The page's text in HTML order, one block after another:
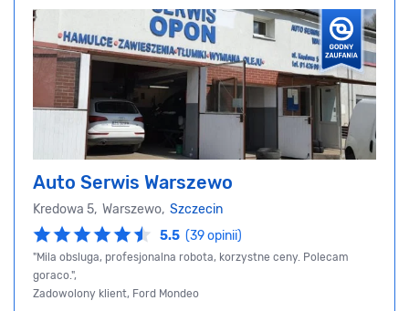
Auto Serwis Warszewo
Kredowa 5, Warszewo, Szczecin
5.5 (39 opinii)
"Mila obsluga, profesjonalna robota, korzystne ceny. Polecam
goraco.",
Zadowolony klient, Ford Mondeo